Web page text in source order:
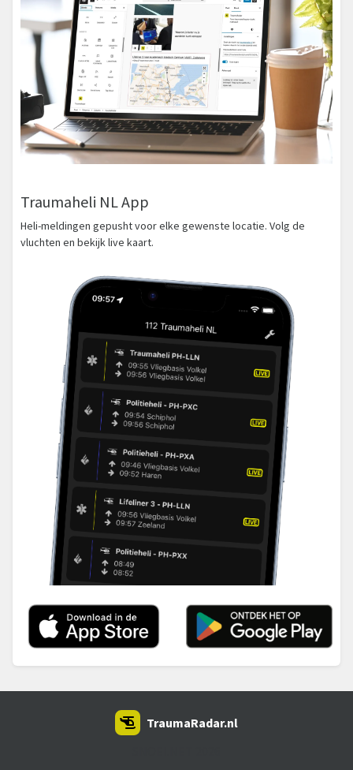
Traumaheli NL App
Heli-meldingen gepusht voor elke gewenste locatie. Volg de
vluchten en bekijk live kaart.
TraumaRadar.nl